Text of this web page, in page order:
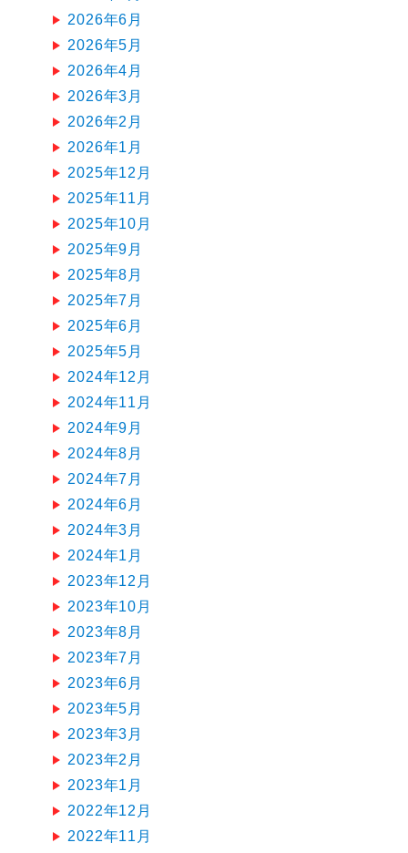
2026年6月
2026年5月
2026年4月
2026年3月
2026年2月
2026年1月
2025年12月
2025年11月
2025年10月
2025年9月
2025年8月
2025年7月
2025年6月
2025年5月
2024年12月
2024年11月
2024年9月
2024年8月
2024年7月
2024年6月
2024年3月
2024年1月
2023年12月
2023年10月
2023年8月
2023年7月
2023年6月
2023年5月
2023年3月
2023年2月
2023年1月
2022年12月
2022年11月